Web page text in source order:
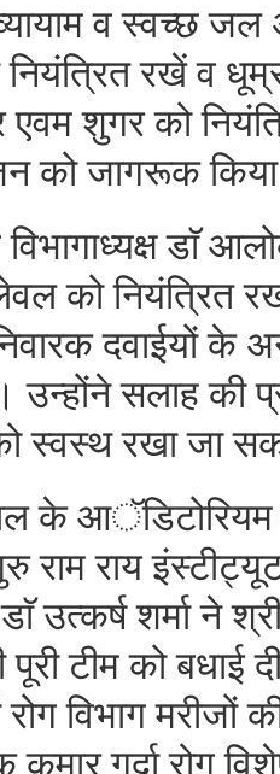
व स्वच्छ जल
नियंत्रित रखें व
एवम शुगर को
को जागरूक
डाॅ
को नियंत्रित
दवाईयों के
उन्होंने सलाह की
स्वस्थ रखा जा
के
राम राय
उत्कर्ष शर्मा ने
टीम को बधाई
विभाग मरीजों
गुर्दा रोग